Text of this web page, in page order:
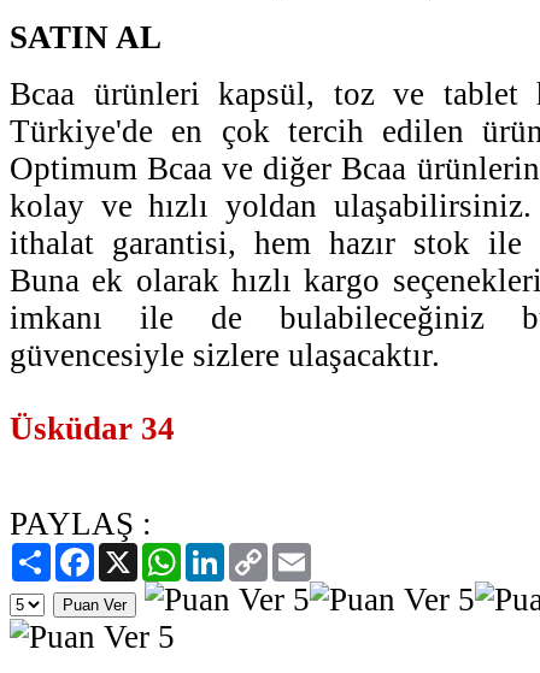
SATIN AL
Bcaa ürünleri kapsül, toz ve tablet
Türkiye'de en çok tercih edilen
Optimum Bcaa ve diğer Bcaa
kolay ve hızlı yoldan
ithalat garantisi, hem hazır stok ile
Buna ek olarak hızlı kargo
imkanı ile de bulabileceğiniz
güvencesiyle sizlere ulaşacaktır.
Üsküdar 34
PAYLAŞ :
PaylaşFacebook
X WhatsAppLinkedIn
Copy
Link